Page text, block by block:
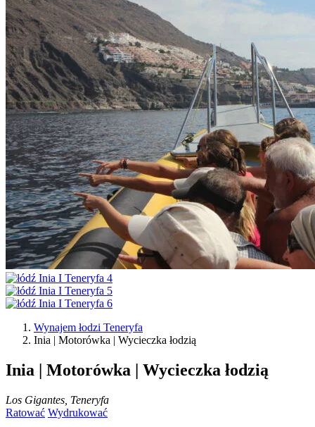
Wynajem łodzi Teneryfa
Inia | Motorówka | Wycieczka łodzią
Inia | Motorówka | Wycieczka łodzią
Los Gigantes, Teneryfa
Ratować Wydrukować